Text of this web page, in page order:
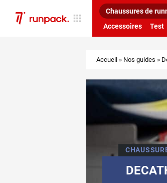
Chaussures de
Accessoires
Test
Accueil » Nos guides »